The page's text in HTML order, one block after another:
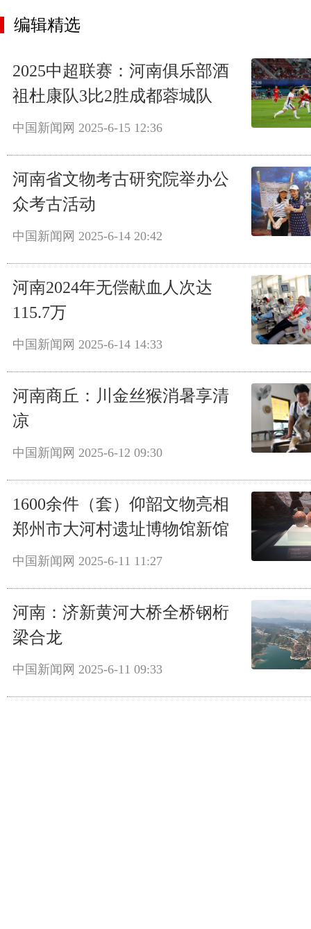
编辑精选
2025中超联赛：河南俱乐部酒
祖杜康队3比2胜成都蓉城队
中国新闻网 2025-6-15 12:36
河南省文物考古研究院举办公
众考古活动
中国新闻网 2025-6-14 20:42
河南2024年无偿献血人次达
115.7万
中国新闻网 2025-6-14 14:33
河南商丘：川金丝猴消暑享清
凉
中国新闻网 2025-6-12 09:30
1600余件（套）仰韶文物亮相
郑州市大河村遗址博物馆新馆
中国新闻网 2025-6-11 11:27
河南：济新黄河大桥全桥钢桁
梁合龙
中国新闻网 2025-6-11 09:33